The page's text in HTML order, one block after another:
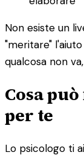
Non esiste un
"meritare"
qualcosa non
Cosa
per te
Lo psicologo ti